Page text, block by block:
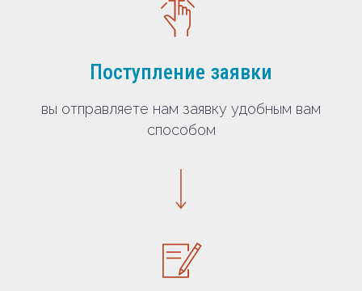
Поступление заявки
вы отправляете нам заявку удобным вам
способом